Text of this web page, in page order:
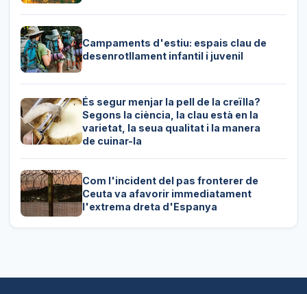
Campaments d'estiu: espais clau de
desenrotllament infantil i juvenil
És segur menjar la pell de la creïlla?
Segons la ciència, la clau està en la
varietat, la seua qualitat i la manera
de cuinar-la
Com l'incident del pas fronterer de
Ceuta va afavorir immediatament
l'extrema dreta d'Espanya